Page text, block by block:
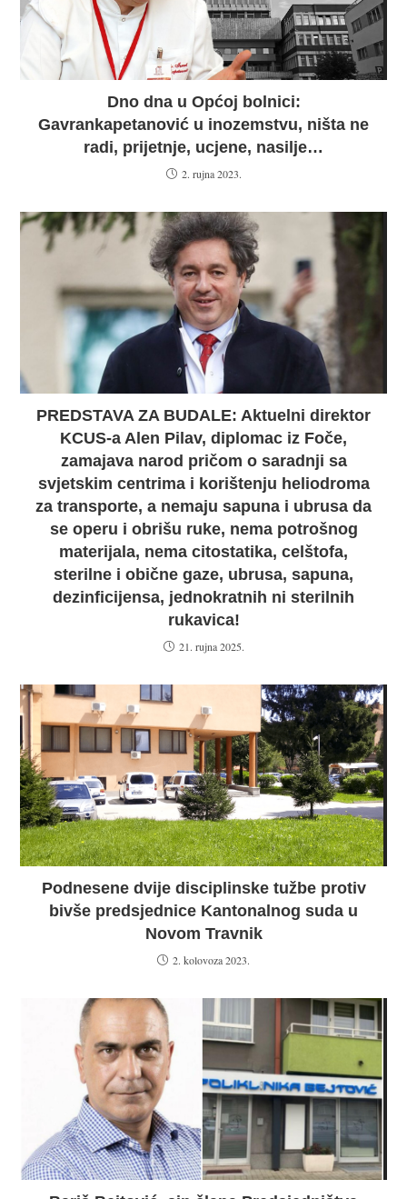
Dno dna u Općoj bolnici:
Gavrankapetanović u inozemstvu, ništa ne
radi, prijetnje, ucjene, nasilje…
2. rujna 2023.
PREDSTAVA ZA BUDALE: Aktuelni direktor
KCUS-a Alen Pilav, diplomac iz Foče,
zamajava narod pričom o saradnji sa
svjetskim centrima i korištenju heliodroma
za transporte, a nemaju sapuna i ubrusa da
se operu i obrišu ruke, nema potrošnog
materijala, nema citostatika, celštofa,
sterilne i obične gaze, ubrusa, sapuna,
dezinficijensa, jednokratnih ni sterilnih
rukavica!
21. rujna 2025.
Podnesene dvije disciplinske tužbe protiv
bivše predsjednice Kantonalnog suda u
Novom Travnik
2. kolovoza 2023.